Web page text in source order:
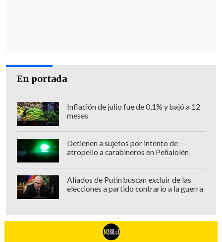
En portada
Inflación de julio fue de 0,1% y bajó a 12
meses
Detienen a sujetos por intento de
atropello a carabineros en Peñalolén
Aliados de Putin buscan excluir de las
elecciones a partido contrario a la guerra